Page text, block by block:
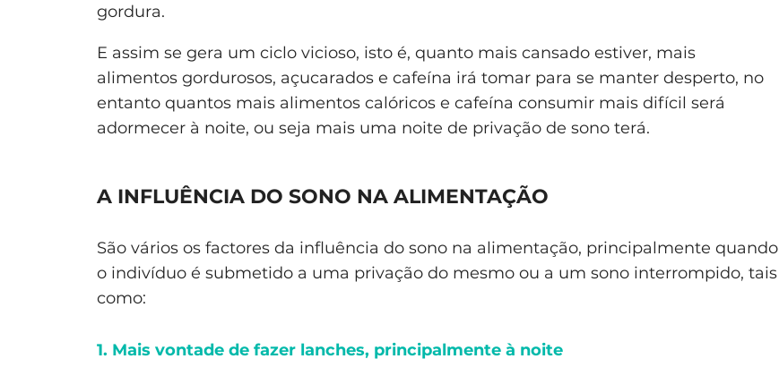
gordura.
E assim se gera um ciclo vicioso, isto é, quanto mais cansado estiver, mais
alimentos gordurosos, açucarados e cafeína irá tomar para se manter desperto, no
entanto quantos mais alimentos calóricos e cafeína consumir mais difícil será
adormecer à noite, ou seja mais uma noite de privação de sono terá.
A INFLUÊNCIA DO SONO NA ALIMENTAÇÃO
São vários os factores da influência do sono na alimentação, principalmente quando
o indivíduo é submetido a uma privação do mesmo ou a um sono interrompido, tais
como:
1. Mais vontade de fazer lanches, principalmente à noite